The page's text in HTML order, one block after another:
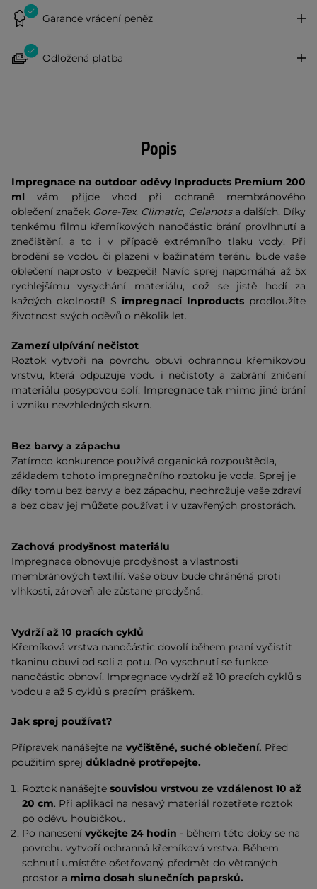
Garance vrácení peněz
Odložená platba
Popis
Impregnace na outdoor oděvy Inproducts Premium 200
ml vám přijde vhod při ochraně membránového
oblečení značek Gore-Tex, Climatic, Gelanots a dalších. Díky
tenkému filmu křemíkových nanočástic brání provlhnutí a
znečištění, a to i v případě extrémního tlaku vody. Při
brodění se vodou či plazení v bažinatém terénu bude vaše
oblečení naprosto v bezpečí! Navíc sprej napomáhá až 5x
rychlejšímu vysychání materiálu, což se jistě hodí za
každých okolností! S impregnací Inproducts prodloužíte
životnost svých oděvů o několik let.
Zamezí ulpívání nečistot
Roztok vytvoří na povrchu obuvi ochrannou křemíkovou
vrstvu, která odpuzuje vodu i nečistoty a zabrání zničení
materiálu posypovou solí. Impregnace tak mimo jiné brání
i vzniku nevzhledných skvrn.
Bez barvy a zápachu
Zatímco konkurence používá organická rozpouštědla,
základem tohoto impregnačního roztoku je voda. Sprej je
díky tomu bez barvy a bez zápachu, neohrožuje vaše zdraví
a bez obav jej můžete používat i v uzavřených prostorách.
Zachová prodyšnost materiálu
Impregnace obnovuje prodyšnost a vlastnosti
membránových textilií. Vaše obuv bude chráněná proti
vlhkosti, zároveň ale zůstane prodyšná.
Vydrží až 10 pracích cyklů
Křemíková vrstva nanočástic dovolí během praní vyčistit
tkaninu obuvi od soli a potu. Po vyschnutí se funkce
nanočástic obnoví. Impregnace vydrží až 10 pracích cyklů s
vodou a až 5 cyklů s pracím práškem.
Jak sprej používat?
Přípravek nanášejte na vyčištěné, suché oblečení. Před
použitím sprej důkladně protřepejte.
Roztok nanášejtesouvislou vrstvou ze vzdálenost 10 až
20 cm. Při aplikaci na nesavý materiál rozetřete roztok
po oděvu houbičkou.
Po nanesenívyčkejte 24 hodin - během této doby se na
povrchu vytvoří ochranná křemíková vrstva. Během
schnutí umístěte ošetřovaný předmět do větraných
prostor a mimo dosah slunečních paprsků.